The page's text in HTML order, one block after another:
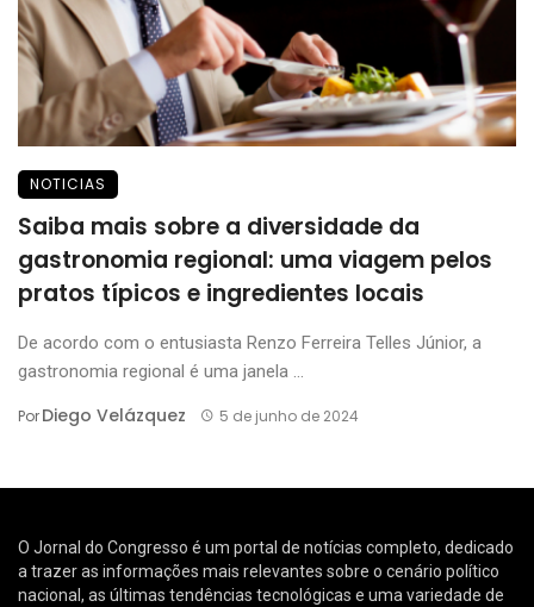
NOTICIAS
Saiba mais sobre a diversidade da
gastronomia regional: uma viagem pelos
pratos típicos e ingredientes locais
De acordo com o entusiasta Renzo Ferreira Telles Júnior, a
gastronomia regional é uma janela ...
PorDiego Velázquez 5 de junho de 2024
O Jornal do Congresso é um portal de notícias completo, dedicado
a trazer as informações mais relevantes sobre o cenário político
nacional, as últimas tendências tecnológicas e uma variedade de